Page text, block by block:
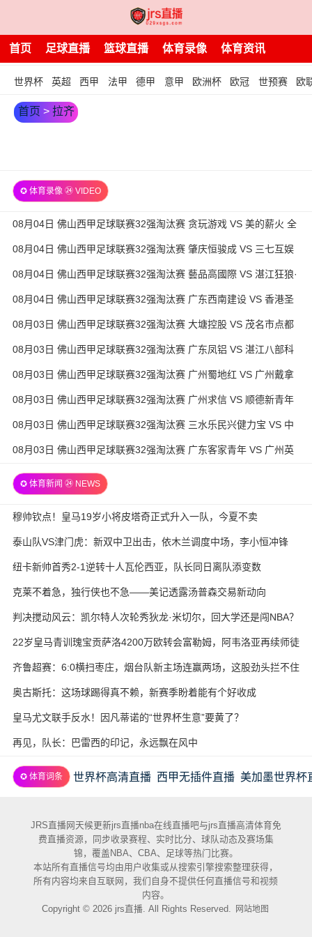
首页 足球直播 篮球直播 体育录像 体育资讯
世界杯 英超 西甲 法甲 德甲 意甲 欧洲杯 欧冠 世预赛 欧
首页 > 拉齐
✪ 体育录像 ㉔ VIDEO
08月04日 佛山西甲足球联赛32强淘汰赛 贪玩游戏 VS 美的薪火 全
场录像
08月04日 佛山西甲足球联赛32强淘汰赛 肇庆恒骏成 VS 三七互娱
全场录像
08月04日 佛山西甲足球联赛32强淘汰赛 藝品高國際 VS 湛江狂狼·
粵辉能源 全场录像
08月04日 佛山西甲足球联赛32强淘汰赛 广东西南建设 VS 香港圣
徒 全场录像
08月03日 佛山西甲足球联赛32强淘汰赛 大塘控股 VS 茂名市点都
得 全场录像
08月03日 佛山西甲足球联赛32强淘汰赛 广东凤铝 VS 湛江八部科
技 全场录像
08月03日 佛山西甲足球联赛32强淘汰赛 广州蜀地红 VS 广州戴拿
模 全场录像
08月03日 佛山西甲足球联赛32强淘汰赛 广州求信 VS 顺德新青年
全场录像
08月03日 佛山西甲足球联赛32强淘汰赛 三水乐民兴健力宝 VS 中
国澳门澳科精英 全场录像
08月03日 佛山西甲足球联赛32强淘汰赛 广东客家青年 VS 广州英
✪ 体育新闻 ㉔ NEWS
穆帅钦点！皇马19岁小将皮塔奇正式升入一队，今夏不卖
泰山队VS津门虎：新双中卫出击，依木兰调度中场，李小恒冲锋
纽卡新帅首秀2-1逆转十人瓦伦西亚，队长同日离队添变数
克莱不着急，独行侠也不急——美记透露汤普森交易新动向
判决搅动风云：凯尔特人次轮秀狄龙·米切尔，回大学还是闯NBA？
22岁皇马青训瑰宝贡萨洛4200万欧转会富勒姆，阿韦洛亚再续师徒
缘
齐鲁超赛：6:0横扫枣庄，烟台队新主场连赢两场，这股劲头拦不住
奥古斯托：这场球踢得真不赖，新赛季盼着能有个好收成
皇马尤文联手反水！因凡蒂诺的“世界杯生意”要黄了？
再见，队长：巴雷西的印记，永远飘在风中
✪ 体育词条 世界杯高清直播 西甲无插件直播 美加墨世界杯
JRS直播网天候更新jrs直播nba在线直播吧与jrs直播高清体育免
费直播资源，同步收录赛程、实时比分、球队动态及赛场集
锦，覆盖NBA、CBA、足球等热门比赛。
本站所有直播信号均由用户收集或从搜索引擎搜索整理获得，
所有内容均来自互联网，我们自身不提供任何直播信号和视频
内容。
Copyright © 2026 jrs直播. All Rights Reserved.
网站地图